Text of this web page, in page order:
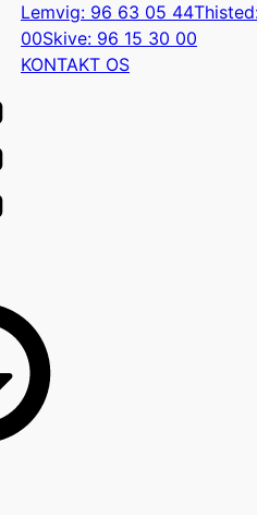
Lemvig: 96 63 05 44
00Skive: 96 15 30 00
KONTAKT OS